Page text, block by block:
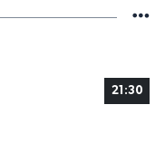
21:30